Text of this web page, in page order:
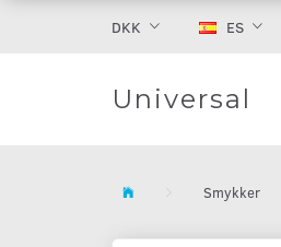
DKK ES
Universal
Smykker